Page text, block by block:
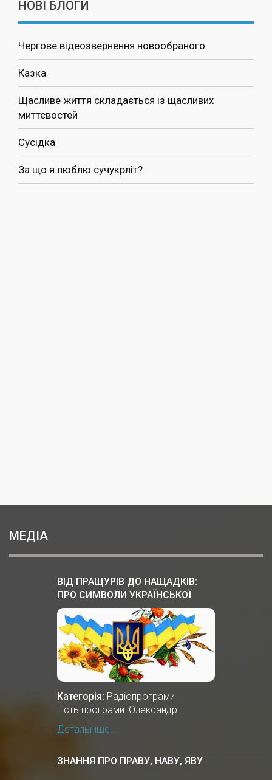
НОВІ БЛОГИ
Чергове відеозвернення новообраного
Казка
Щасливе життя складається із щасливих
миттєвостей
Сусідка
За що я люблю сучукрліт?
МЕДІА
ВІД ПРАЩУРІВ ДО НАЩАДКІВ:
ПРО СИМВОЛИ УКРАЇНСЬКОЇ
ДЕРЖАВНОСТІ
Категорія: Радіопрограми
Гість програми: Олександр...
Детальніше...
ЗНАННЯ ПРО ПРАВУ, НАВУ, ЯВУ